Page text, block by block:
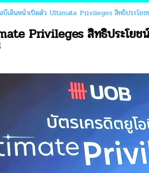
บีเดินหน้าเปิดตัว Ultimate Privileges สิทธิประโย
Privileges สิทธิประโย